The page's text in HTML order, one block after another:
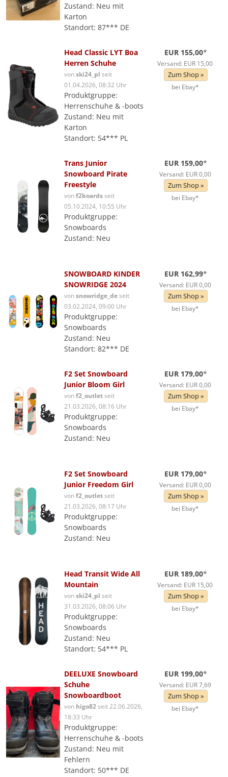
Zustand: Neu mit
Karton
Standort: 87*** DE
Head Classic LYT Boa
Herren Schuhe
vonski24_pl seit
01.04.2026, 08:32 Uhr
Produktgruppe:
Herrenschuhe & -boots
Zustand: Neu mit
Karton
Standort: 54*** PL
EUR 155,00*
Versand: EUR 15,00
Zum Shop »
bei Ebay*
Trans Junior
Snowboard Pirate
Freestyle
vonf2boardsseit
05.10.2024, 10:55 Uhr
Produktgruppe:
Snowboards
Zustand: Neu
EUR 159,00*
Versand: EUR 0,00
Zum Shop »
bei Ebay*
SNOWBOARD KINDER
SNOWRIDGE 2024
vonsnowridge_deseit
03.02.2024, 09:00 Uhr
Produktgruppe:
Snowboards
Zustand: Neu
Standort: 82*** DE
EUR 162,99*
Versand: EUR 0,00
Zum Shop »
bei Ebay*
F2 Set Snowboard
Junior Bloom Girl
vonf2_outletseit
21.03.2026, 08:16 Uhr
Produktgruppe:
Snowboards
Zustand: Neu
EUR 179,00*
Versand: EUR 0,00
Zum Shop »
bei Ebay*
F2 Set Snowboard
Junior Freedom Girl
vonf2_outletseit
21.03.2026, 08:17 Uhr
Produktgruppe:
Snowboards
Zustand: Neu
EUR 179,00*
Versand: EUR 0,00
Zum Shop »
bei Ebay*
Head Transit Wide All
Mountain
vonski24_pl seit
31.03.2026, 08:06 Uhr
Produktgruppe:
Snowboards
Zustand: Neu
Standort: 54*** PL
EUR 189,00*
Versand: EUR 15,00
Zum Shop »
bei Ebay*
DEELUXE Snowboard
Schuhe
Snowboardboot
von higo82seit 22.06.2026,
18:33 Uhr
Produktgruppe:
Herrenschuhe & -boots
Zustand: Neu mit
Fehlern
Standort: 50*** DE
EUR 199,00*
Versand: EUR 7,69
Zum Shop »
bei Ebay*